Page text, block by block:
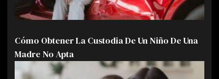
Cómo Obtener La Custodia De Un Niño De Una
Madre No Apta